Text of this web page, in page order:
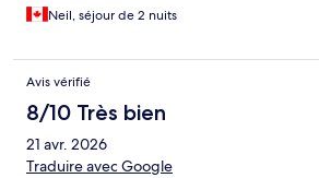
Neil, séjour de 2 nuits
Avis vérifié
8/10 Très bien
21 avr. 2026
Traduire avec Google